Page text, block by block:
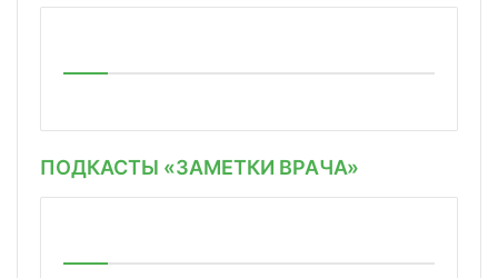
ПОДКАСТЫ «ЗАМЕТКИ ВРАЧА»